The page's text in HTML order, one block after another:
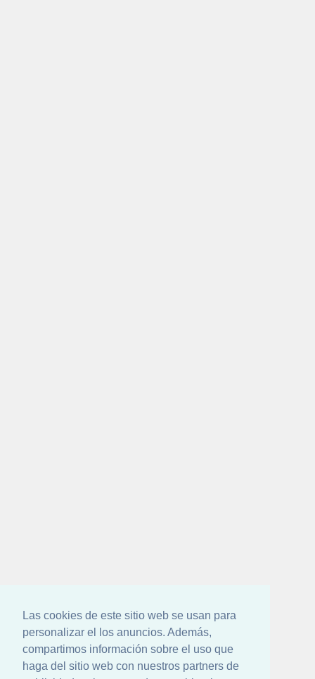
Las cookies de este sitio web se usan para
personalizar el los anuncios. Además,
compartimos información sobre el uso que
haga del sitio web con nuestros partners de